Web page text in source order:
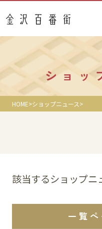
フロアガイド
あんと
Rinto
ショップニュース
ショッ
HOME ショップニュース
該当するショップニ
一覧